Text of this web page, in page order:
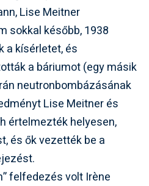
Lise Meitner
sokkal később, 1938
a kísérletet, és
a báriumot (egy másik
neutronbombázásának
Lise Meitner és
értelmezték helyesen,
és ők vezették be a
felfedezés volt Irène